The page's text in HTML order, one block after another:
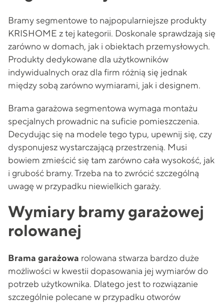
Bramy segmentowe to najpopularniejsze produkty
KRISHOME z tej kategorii. Doskonale sprawdzają się
zarówno w domach, jak i obiektach przemysłowych.
Produkty dedykowane dla użytkowników
indywidualnych oraz dla firm różnią się jednak
między sobą zarówno wymiarami, jak i designem.
Brama garażowa segmentowa wymaga montażu
specjalnych prowadnic na suficie pomieszczenia.
Decydując się na modele tego typu, upewnij się, czy
dysponujesz wystarczającą przestrzenią. Musi
bowiem zmieścić się tam zarówno cała wysokość, jak
i grubość bramy. Trzeba na to zwrócić szczególną
uwagę w przypadku niewielkich garaży.
Wymiary bramy garażowej
rolowanej
Brama garażowa rolowana stwarza bardzo duże
możliwości w kwestii dopasowania jej wymiarów do
potrzeb użytkownika. Dlatego jest to rozwiązanie
szczególnie polecane w przypadku otworów